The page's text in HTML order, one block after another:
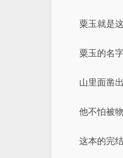
粟玉就是这
粟玉的名
山里面凿
他不怕被
这本的完